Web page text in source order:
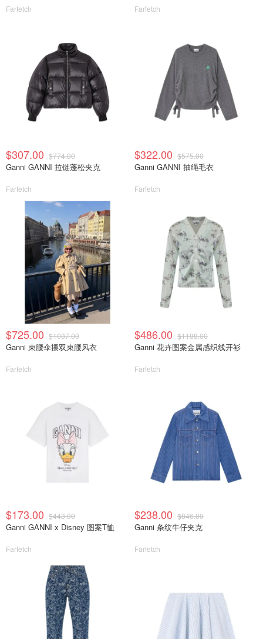
Farfetch Farfetch
$307.00 $774.00
Ganni GANNI 拉链蓬松夹克
Farfetch
$322.00 $575.00
Ganni GANNI 抽绳毛衣
Farfetch
$725.00 $1037.00
Ganni 束腰伞摆双束腰风衣
Farfetch
$486.00 $1188.00
Ganni 花卉图案金属感织线开衫
Farfetch
$173.00 $443.00
Ganni GANNI x Disney 图案T恤
Farfetch
$238.00 $846.00
Ganni 条纹牛仔夹克
Farfetch